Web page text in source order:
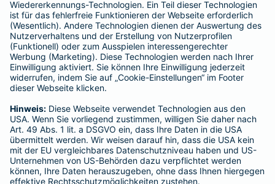
BELIEBTE SEITEN
Kranken-Zusatzversicherung
Tierversicherungen
Haftpflichtversicherung
Hausratversicherung
Adresse ändern
Schaden melden
Kilometerstandsmeldung
Serviceübersicht